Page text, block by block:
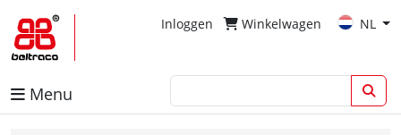
Inloggen Winkelwagen NL
Menu